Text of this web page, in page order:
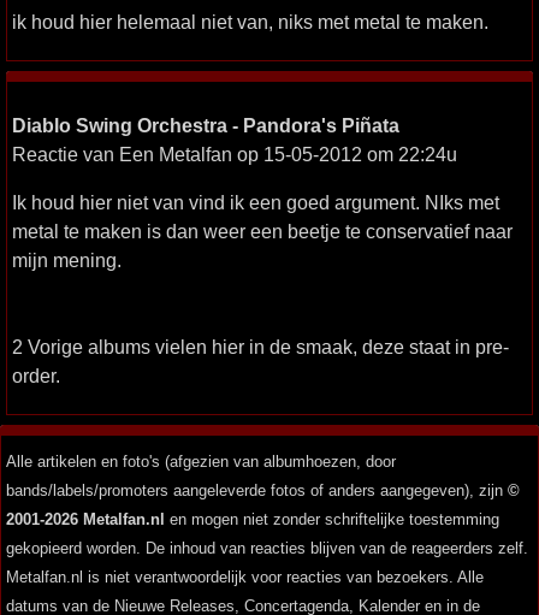
ik houd hier helemaal niet van, niks met metal te maken.
Diablo Swing Orchestra - Pandora's Piñata
Reactie van Een Metalfan op 15-05-2012 om 22:24u
Ik houd hier niet van vind ik een goed argument. NIks met
metal te maken is dan weer een beetje te conservatief naar
mijn mening.
2 Vorige albums vielen hier in de smaak, deze staat in pre-
order.
Alle artikelen en foto's (afgezien van albumhoezen, door
bands/labels/promoters aangeleverde fotos of anders aangegeven), zijn ©
2001-2026 Metalfan.nl en mogen niet zonder schriftelijke toestemming
gekopieerd worden. De inhoud van reacties blijven van de reageerders zelf.
Metalfan.nl is niet verantwoordelijk voor reacties van bezoekers. Alle
datums van de Nieuwe Releases, Concertagenda, Kalender en in de